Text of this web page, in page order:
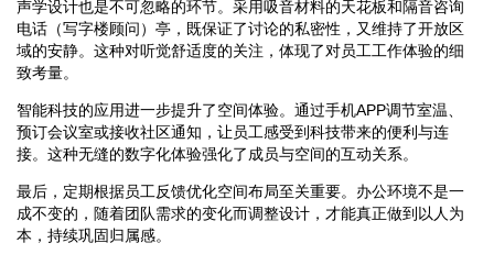
声学设计也是不可忽略的环节。采用吸音材料的天花板和隔音咨询
电话（写字楼顾问）亭，既保证了讨论的私密性，又维持了开放区
域的安静。这种对听觉舒适度的关注，体现了对员工工作体验的细
致考量。
智能科技的应用进一步提升了空间体验。通过手机APP调节室温、
预订会议室或接收社区通知，让员工感受到科技带来的便利与连
接。这种无缝的数字化体验强化了成员与空间的互动关系。
最后，定期根据员工反馈优化空间布局至关重要。办公环境不是一
成不变的，随着团队需求的变化而调整设计，才能真正做到以人为
本，持续巩固归属感。